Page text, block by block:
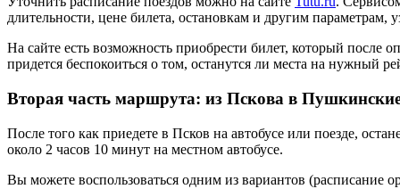
длительности, цене билета, остановкам и другим параметрам,
На сайте есть возможность приобрести билет, который после
придется беспокоиться о том, останутся ли места на нужный
Вторая часть маршрута: из Пскова в
После того как приедете в Псков на автобусе или поезде,
около 2 часов 10 минут на местном автобусе.
Вы можете воспользоваться одним из вариантов (расписание